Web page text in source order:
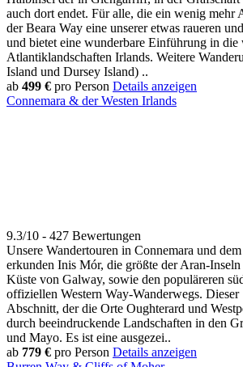
auch dort endet. Für alle, die ein wenig mehr
der Beara Way eine unserer etwas raueren
und bietet eine wunderbare Einführung in die
Atlantiklandschaften Irlands. Weitere
Island und Dursey Island) ..
ab 499 € pro Person Details anzeigen
Connemara & der Westen Irlands
9.3/10 - 427 Bewertungen
Unsere Wandertouren in Connemara und
erkunden Inis Mór, die größte der Aran-
Küste von Galway, sowie den populäreren
offiziellen Western Way-Wanderwegs. Dieser
Abschnitt, der die Orte Oughterard und
durch beeindruckende Landschaften in den
und Mayo. Es ist eine ausgezei..
ab 779 € pro Person Details anzeigen